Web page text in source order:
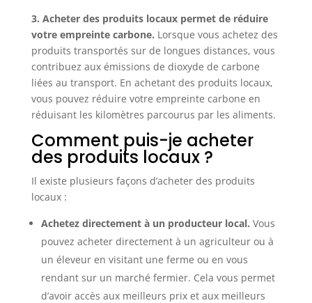
3. Acheter des produits locaux permet de réduire
votre empreinte carbone. Lorsque vous achetez des
produits transportés sur de longues distances, vous
contribuez aux émissions de dioxyde de carbone
liées au transport. En achetant des produits locaux,
vous pouvez réduire votre empreinte carbone en
réduisant les kilomètres parcourus par les aliments.
Comment puis-je acheter
des produits locaux ?
Il existe plusieurs façons d’acheter des produits
locaux :
Achetez directement à un producteur local. Vous
pouvez acheter directement à un agriculteur ou à
un éleveur en visitant une ferme ou en vous
rendant sur un marché fermier. Cela vous permet
d’avoir accès aux meilleurs prix et aux meilleurs